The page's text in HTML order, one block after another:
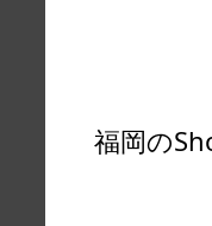
福岡の